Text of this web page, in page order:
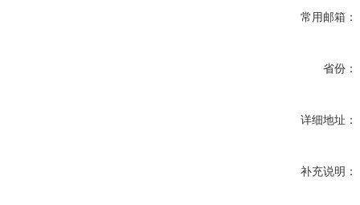
常用邮箱：
省份：
详细地址：
补充说明：